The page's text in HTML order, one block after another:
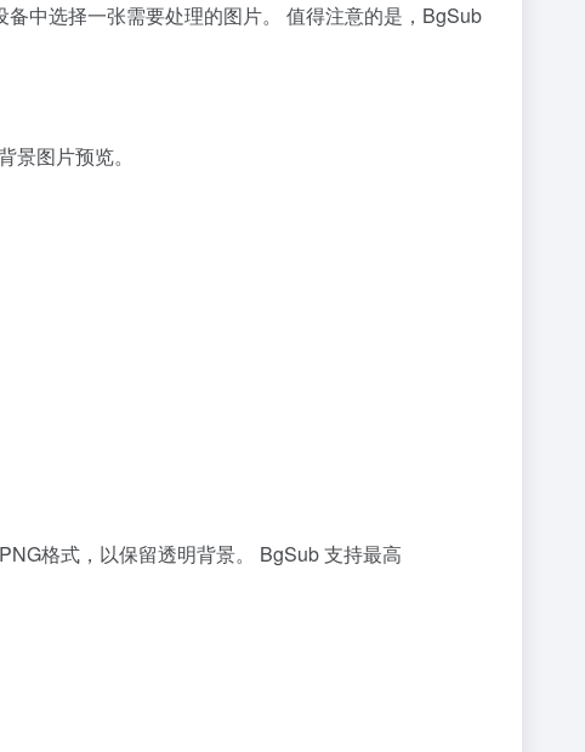
中选择一张需要处理的图片。 值得注意的是，BgSub
图片预览。
格式，以保留透明背景。 BgSub 支持最高